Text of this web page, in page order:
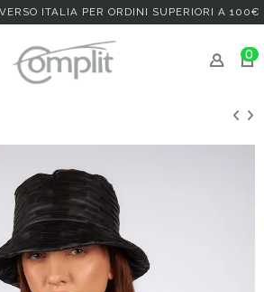
ITALIA PER ORDINI SUPERIORI A 100€
0